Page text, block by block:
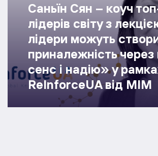
Саньїн Сян – коуч
лідерів світу з
лідери можуть
приналежність через
сенс і надію» у
ReІnforceUA від МІМ